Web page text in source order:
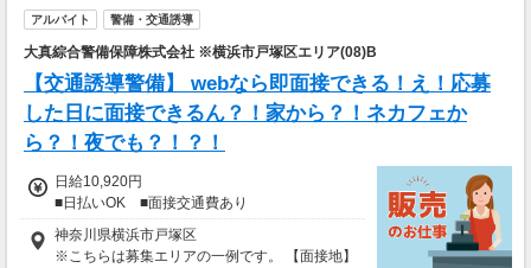
アルバイト 警備・交通誘導
大真綜合警備保障株式会社 ※横浜市戸塚区エリア(08)B
【交通誘導警備】 webなら即面接できる！え！応募
した日に面接できるん？！家から？！ネカフェか
ら？！夜でも？！？！
日給10,920円
■日払いOK ■面接交通費あり
神奈川県横浜市戸塚区
※こちらは募集エリアの一例です。 【面接地】